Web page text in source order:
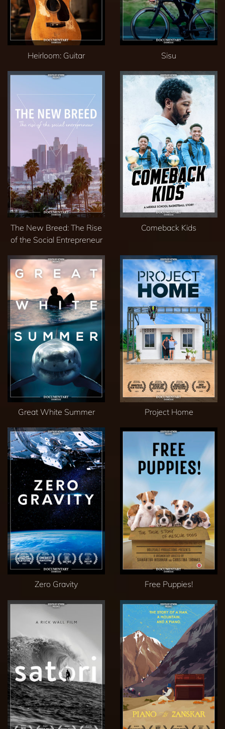
Heirloom: Guitar Sisu
The New Breed: The Rise
of the Social Entrepreneur
Comeback Kids
Great White Summer Project Home
Zero Gravity Free Puppies!